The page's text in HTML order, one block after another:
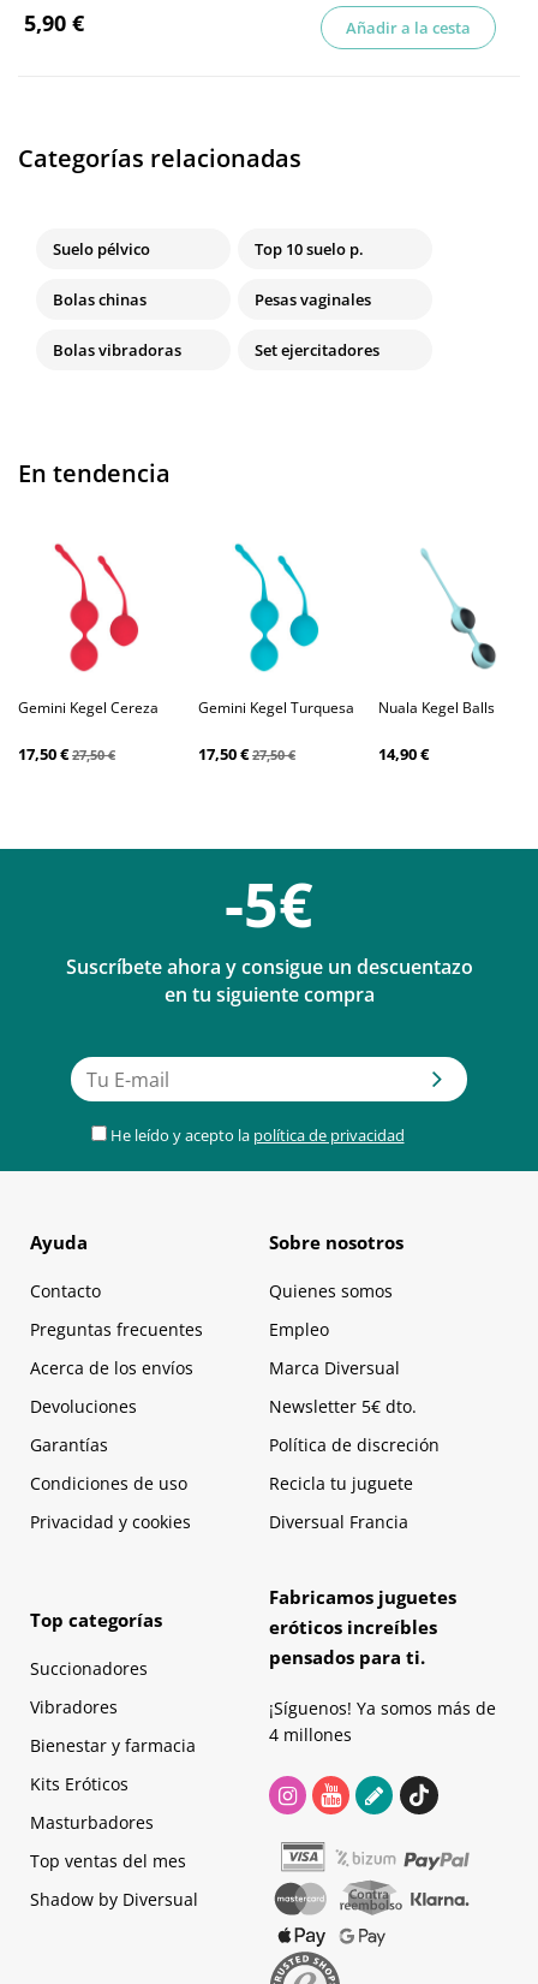
5,90 € Añadir a la cesta
Categorías relacionadas
Suelo pélvico Top 10 suelo p.
Bolas chinas Pesas vaginales
Bolas vibradoras Set ejercitadores
En tendencia
Gemini Kegel Cereza
17,50 €27,50 €
Gemini Kegel Turquesa
17,50 €27,50 €
Nuala Kegel Balls
14,90 €
-5€
Suscríbete ahora y consigue un descuentazo
en tu siguiente compra
He leído y acepto la política de privacidad
Ayuda
Contacto
Preguntas frecuentes
Acerca de los envíos
Devoluciones
Garantías
Condiciones de uso
Privacidad y cookies
Sobre nosotros
Quienes somos
Empleo
Marca Diversual
Newsletter 5€ dto.
Política de discreción
Recicla tu juguete
Diversual Francia
Top categorías
Succionadores
Vibradores
Bienestar y farmacia
Kits Eróticos
Masturbadores
Top ventas del mes
Shadow by Diversual
Fabricamos juguetes
eróticos increíbles
pensados para ti.
¡Síguenos! Ya somos más de
4 millones